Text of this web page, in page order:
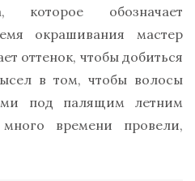
которое обозначает
окрашивания мастер
оттенок, чтобы добиться
в том, чтобы волосы
под палящим летним
времени провели,